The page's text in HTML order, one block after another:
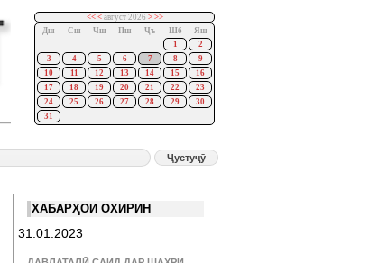
<< <август 2026 > >>
Дш
Сш Чш Пш Ҷъ Шб
Яш
1
2
3
4 5 6 7 8
9
10
11 12 13 14 15
16
17
18 19 20 21 22
23
24
25 26 27 28 29
30
31
ХАБАРҲОИ ОХИРИН
31.01.2023